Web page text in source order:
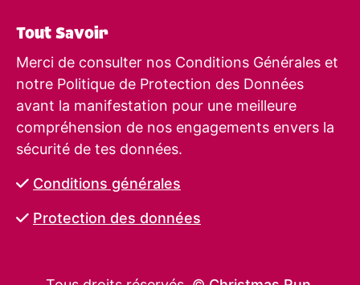
Tout Savoir
Merci de consulter nos Conditions Générales et
notre Politique de Protection des Données
avant la manifestation pour une meilleure
compréhension de nos engagements envers la
sécurité de tes données.
Conditions générales
Protection des données